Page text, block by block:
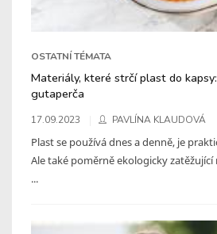
OSTATNÍ TÉMATA
Materiály, které strčí plast do
gutaperča
17.09.2023 PAVLÍNA KLAUDOVÁ
Plast se používá dnes a denně, je
Ale také poměrně ekologicky
...